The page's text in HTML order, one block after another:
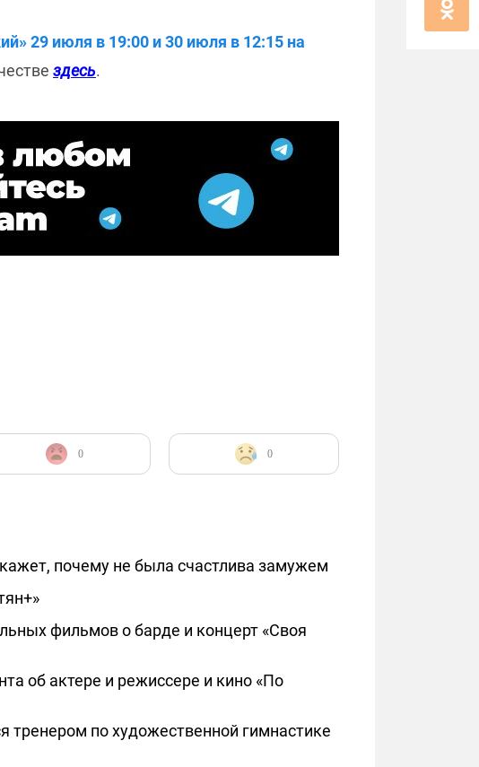
29 июля в 19:00 и 30 июля в 12:15 на
здесь.
0 0
почему не была счастлива замужем
фильмов о барде и концерт «Своя
об актере и режиссере и кино «По
по художественной гимнастике